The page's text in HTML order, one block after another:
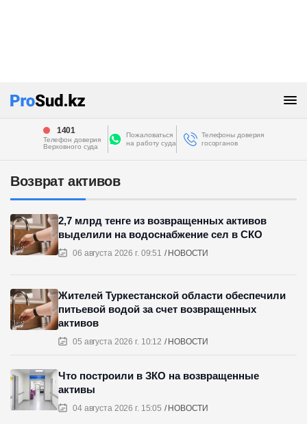
1401
Телефон доверия
Верховного суда
Пожаловаться
на работу суда
Телефоны доверия
госорганов
Возврат активов
06 августа 2026 г. 09:51 НОВОСТИ
2,7 млрд тенге из возвращенных активов
выделили на водоснабжение сел в СКО
05 августа 2026 г. 10:12 НОВОСТИ
Жителей Туркестанской области обеспечили
питьевой водой за счет возвращенных
активов
04 августа 2026 г. 15:05 НОВОСТИ
Что построили в ЗКО на возвращенные
активы